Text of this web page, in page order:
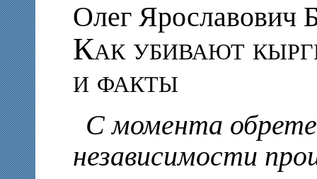
Олег
Как убивают
и факты
С момента
независимости